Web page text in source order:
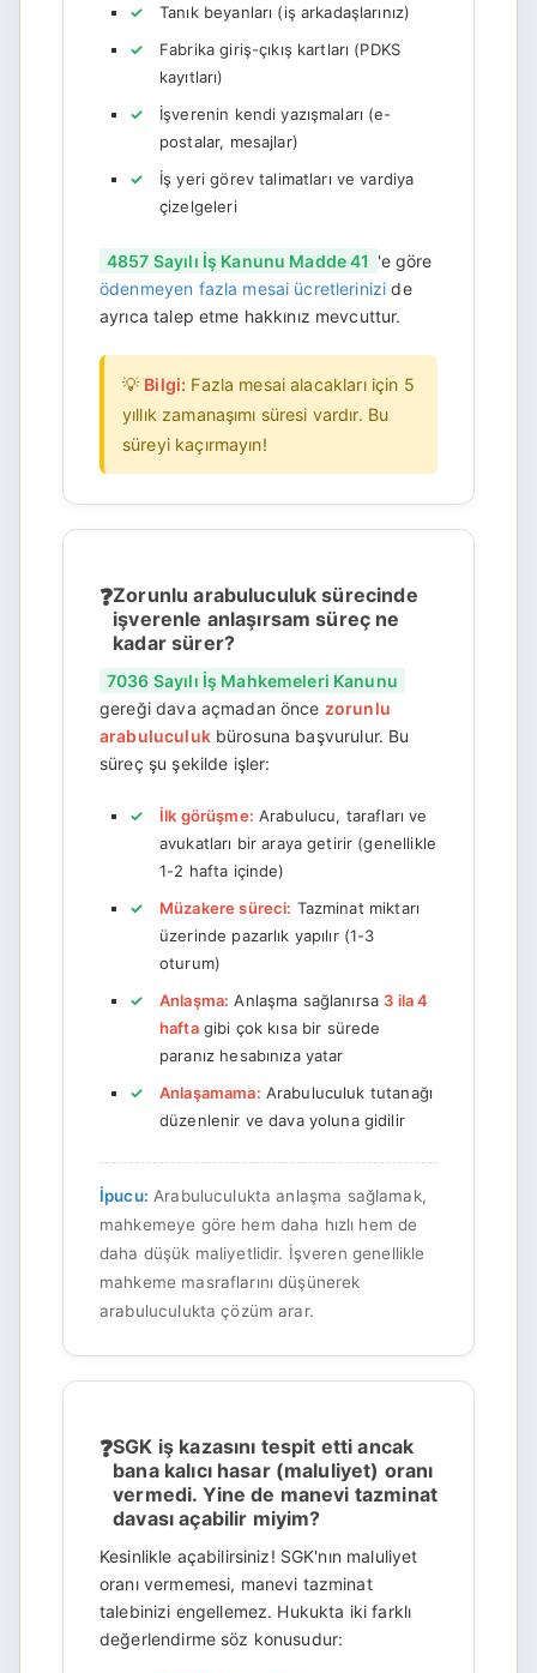
Tanık beyanları (iş arkadaşlarınız)
Fabrika giriş-çıkış kartları (PDKS
kayıtları)
İşverenin kendi yazışmaları (e-
postalar, mesajlar)
İş yeri görev talimatları ve vardiya
çizelgeleri
4857 Sayılı İş Kanunu Madde 41 'e göre
ödenmeyen fazla mesai ücretlerinizi de
ayrıca talep etme hakkınız mevcuttur.
💡 Bilgi: Fazla mesai alacakları için 5
yıllık zamanaşımı süresi vardır. Bu
süreyi kaçırmayın!
Zorunlu arabuluculuk sürecinde
işverenle anlaşırsam süreç ne
kadar sürer?
7036 Sayılı İş Mahkemeleri Kanunu
gereği dava açmadan önce zorunlu
arabuluculukbürosuna başvurulur. Bu
süreç şu şekilde işler:
İlk görüşme: Arabulucu, tarafları ve
avukatları bir araya getirir (genellikle
1-2 hafta içinde)
Müzakere süreci: Tazminat miktarı
üzerinde pazarlık yapılır (1-3
oturum)
Anlaşma: Anlaşma sağlanırsa 3 ila 4
haftagibi çok kısa bir sürede
paranız hesabınıza yatar
Anlaşamama: Arabuluculuk tutanağı
düzenlenir ve dava yoluna gidilir
İpucu: Arabuluculukta anlaşma sağlamak,
mahkemeye göre hem daha hızlı hem de
daha düşük maliyetlidir. İşveren genellikle
mahkeme masraflarını düşünerek
arabuluculukta çözüm arar.
SGK iş kazasını tespit etti ancak
bana kalıcı hasar (maluliyet) oranı
vermedi. Yine de manevi tazminat
davası açabilir miyim?
Kesinlikle açabilirsiniz! SGK'nın maluliyet
oranı vermemesi, manevi tazminat
talebinizi engellemez. Hukukta iki farklı
değerlendirme söz konusudur: